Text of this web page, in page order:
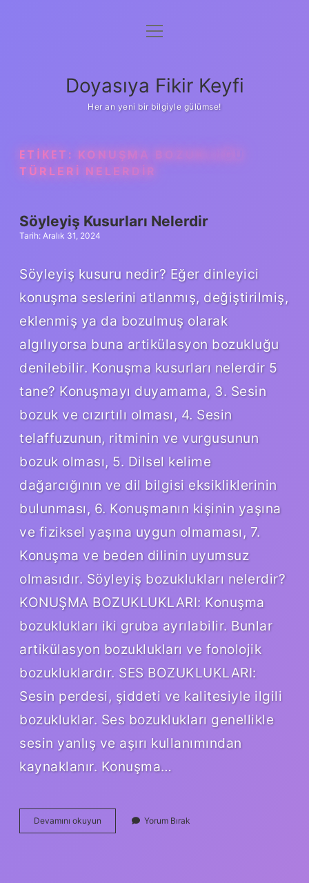
Anasayfa
Yasal Uyarı
menüyü
Doyasıya Fikir Keyfi
Her an yeni bir bilgiyle gülümse!
ETIKET: KONUŞMA BOZUKLUĞU
TÜRLERI NELERDIR
Söyleyiş Kusurları Nelerdir
Tarih: Aralık 31, 2024
Söyleyiş kusuru nedir? Eğer dinleyici
konuşma seslerini atlanmış, değiştirilmiş,
eklenmiş ya da bozulmuş olarak
algılıyorsa buna artikülasyon bozukluğu
denilebilir. Konuşma kusurları nelerdir 5
tane? Konuşmayı duyamama, 3. Sesin
bozuk ve cızırtılı olması, 4. Sesin
telaffuzunun, ritminin ve vurgusunun
bozuk olması, 5. Dilsel kelime
dağarcığının ve dil bilgisi eksikliklerinin
bulunması, 6. Konuşmanın kişinin yaşına
ve fiziksel yaşına uygun olmaması, 7.
Konuşma ve beden dilinin uyumsuz
olmasıdır. Söyleyiş bozuklukları nelerdir?
KONUŞMA BOZUKLUKLARI: Konuşma
bozuklukları iki gruba ayrılabilir. Bunlar
artikülasyon bozuklukları ve fonolojik
bozukluklardır. SES BOZUKLUKLARI:
Sesin perdesi, şiddeti ve kalitesiyle ilgili
bozukluklar. Ses bozuklukları genellikle
sesin yanlış ve aşırı kullanımından
kaynaklanır. Konuşma…
Devamını okuyun Söyleyiş
Kusurları
Yorum Bırak